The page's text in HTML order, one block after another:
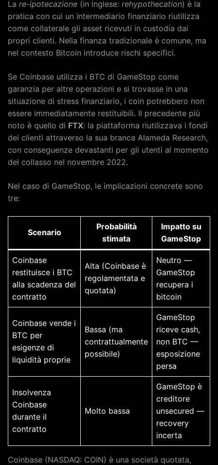
La re-ipotecazione (in inglese: rehypothecation) è la
pratica con cui un intermediario finanziario riutilizza
come collaterale gli asset ricevuti in custodia dai
propri clienti. Nella finanza tradizionale è comune, ma
nel contesto Bitcoin introduce rischi specifici.
Se Coinbase utilizza i BTC di GameStop come
garanzia per altre operazioni e si trovasse in una
situazione di stress finanziario, i coin potrebbero non
essere immediatamente restituibili. Il precedente più
noto è quello di FTX: la piattaforma riutilizzava i fondi
dei clienti attraverso la sua branca Alameda Research,
con conseguenze devastanti per gli utenti al momento
del collasso nel novembre 2022.
Nel caso di GameStop, le implicazioni concrete sono
tre:
Scenario
Probabilità
stimata
Impatto su
GameStop
Coinbase
restituisce i BTC
alla scadenza del
contratto
Alta (Coinbase è
regolamentata e
quotata)
Neutro —
GameStop
recupera i
bitcoin
Coinbase vende i
BTC per
esigenze di
liquidità proprie
Bassa (ma
contrattualmente
possibile)
GameStop
riceve cash,
non BTC —
esposizione
persa
Insolvenza
Coinbase
durante il
contratto
Molto bassa
GameStop è
creditore
unsecured —
recovery
incerta
Coinbase (NASDAQ: COIN) è una società quotata,